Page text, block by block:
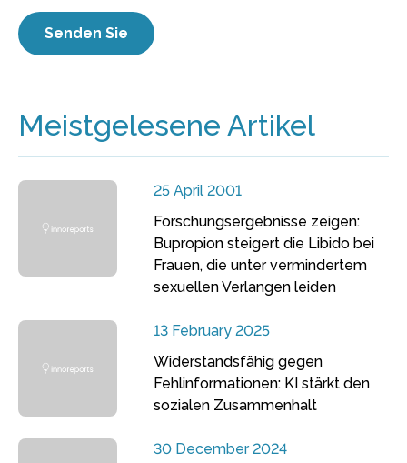
Meistgelesene Artikel
25 April 2001
Forschungsergebnisse zeigen:
Bupropion steigert die Libido bei
Frauen, die unter vermindertem
sexuellen Verlangen leiden
13 February 2025
Widerstandsfähig gegen
Fehlinformationen: KI stärkt den
sozialen Zusammenhalt
30 December 2024